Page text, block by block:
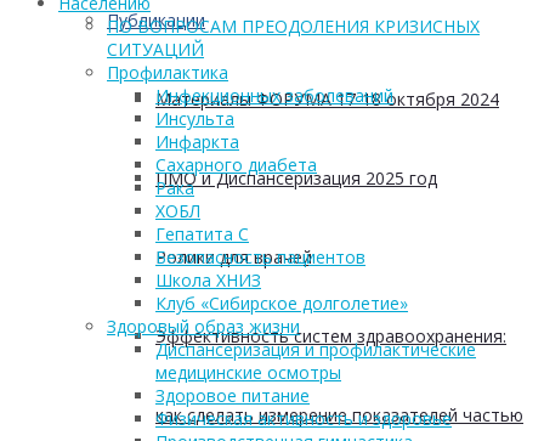
Публикации
Материалы ФОРУМА 17-18 октября 2024
ПМО и Диспансеризация 2025 год
Ролики для врачей
Эффективность систем здравоохранения:
как сделать измерение показателей частью
ПО ВОПРОСАМ ПРЕОДОЛЕНИЯ КРИЗИСНЫХ
СИТУАЦИЙ
Профилактика
Инфекционных заболеваний
Инсульта
Инфаркта
Сахарного диабета
Рака
ХОБЛ
Гепатита С
Безопасность пациентов
Школа ХНИЗ
Клуб «Сибирское долголетие»
Здоровый образ жизни
Диспансеризация и профилактические
медицинские осмотры
Здоровое питание
Физическая активность и здоровье